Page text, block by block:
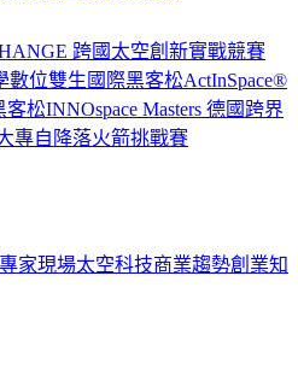
跨國太空創新實戰競賽
數位雙生國際黑客松ActInSpace®
客松INNOspace Masters 德國跨界
專自降落火箭挑戰賽
專家現場太空科技商業趨勢創業知